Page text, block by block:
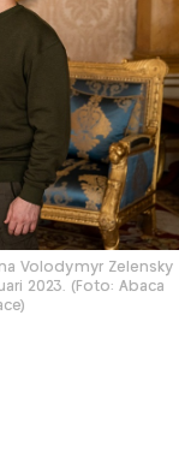
Volodymyr Zelensky
2023. (Foto: Abaca